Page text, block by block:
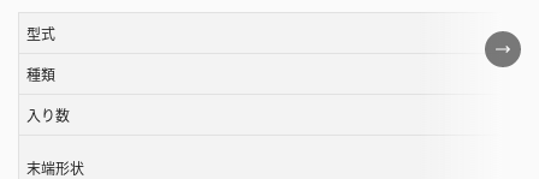
こ
の
型式
種類
入り数
末端形状